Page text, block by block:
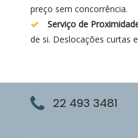
preço sem concorrência.
Serviço de
de si. Deslocações curtas
22 493 3481